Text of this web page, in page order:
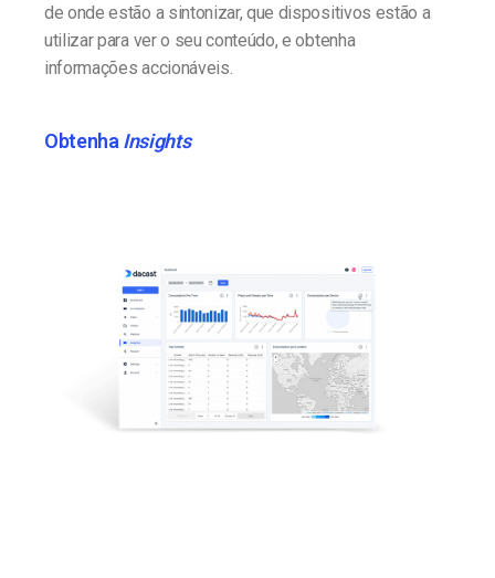
de onde estão a sintonizar, que dispositivos estão a
utilizar para ver o seu conteúdo, e obtenha
informações accionáveis.
Obtenha Insights